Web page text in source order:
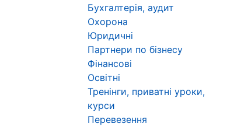
Бухгалтерія, аудит
Охорона
Юридичні
Партнери по бізнесу
Фінансові
Освітні
Тренінги, приватні уроки,
курси
Перевезення